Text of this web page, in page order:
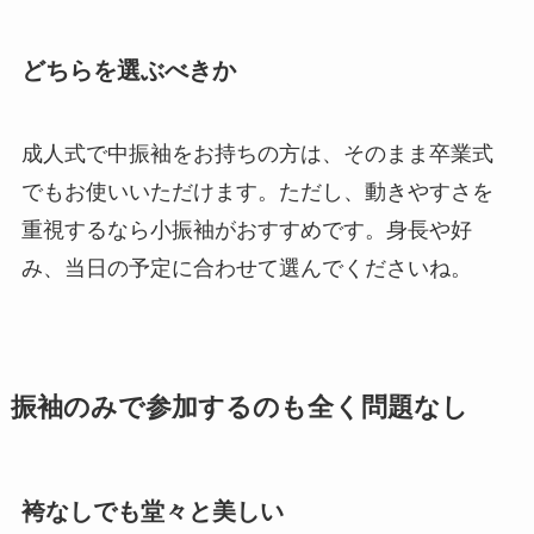
どちらを選ぶべきか
成人式で中振袖をお持ちの方は、そのまま卒業式
でもお使いいただけます。ただし、動きやすさを
重視するなら小振袖がおすすめです。身長や好
み、当日の予定に合わせて選んでくださいね。
振袖のみで参加するのも全く問題なし
袴なしでも堂々と美しい